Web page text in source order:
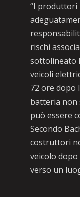
“I produttori
rischi
sottolineato
veicoli
72 ore dopo
batteria non
può essere
Secondo
costruttori
veicolo
verso un